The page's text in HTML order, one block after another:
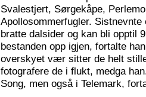
Svalestjert, Sørgekåpe,
Apollosommerfugler.
bratte dalsider og kan bli opptil
bestanden opp igjen, fortalte
overskyet vær sitter de helt
fotografere de i flukt, medga
Song, men også i Telemark,